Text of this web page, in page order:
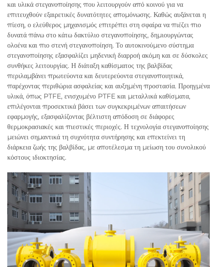
και υλικά στεγανοποίησης που λειτουργούν από κοινού για να
επιτευχθούν εξαιρετικές δυνατότητες απομόνωσης. Καθώς αυξάνεται η
πίεση, ο ελεύθερος μηχανισμός επιτρέπει στη σφαίρα να πιέζει πιο
δυνατά πάνω στο κάτω δακτύλιο στεγανοποίησης, δημιουργώντας
ολοένα και πιο στενή στεγανοποίηση. Το αυτοκινούμενο σύστημα
στεγανοποίησης εξασφαλίζει μηδενική διαρροή ακόμη και σε δύσκολες
συνθήκες λειτουργίας. Η διάταξη καθίσματος της βαλβίδας
περιλαμβάνει πρωτεύοντα και δευτερεύοντα στεγανοποιητικά,
παρέχοντας περιθώρια ασφαλείας και αυξημένη προστασία. Προηγμένα
υλικά, όπως PTFE, ενισχυμένο PTFE και μεταλλικά καθίσματα,
επιλέγονται προσεκτικά βάσει των συγκεκριμένων απαιτήσεων
εφαρμογής, εξασφαλίζοντας βέλτιστη απόδοση σε διάφορες
θερμοκρασιακές και πιεστικές περιοχές. Η τεχνολογία στεγανοποίησης
μειώνει σημαντικά τη συχνότητα συντήρησης και επεκτείνει τη
διάρκεια ζωής της βαλβίδας, με αποτέλεσμα τη μείωση του συνολικού
κόστους ιδιοκτησίας.